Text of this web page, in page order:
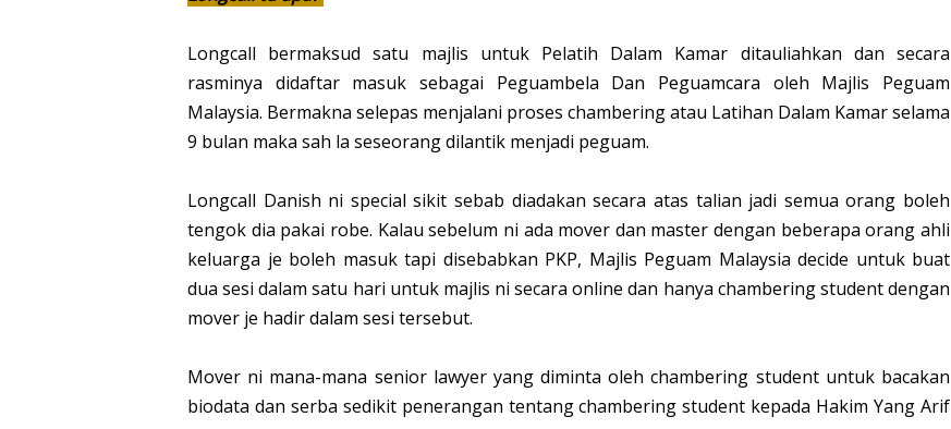
Longcall bermaksud satu majlis untuk Pelatih Dalam Kamar ditauliahkan dan secara
rasminya didaftar masuk sebagai Peguambela Dan Peguamcara oleh Majlis Peguam
Malaysia. Bermakna selepas menjalani proses chambering atau Latihan Dalam Kamar selama
9 bulan maka sah la seseorang dilantik menjadi peguam.
Longcall Danish ni special sikit sebab diadakan secara atas talian jadi semua orang boleh
tengok dia pakai robe. Kalau sebelum ni ada mover dan master dengan beberapa orang ahli
keluarga je boleh masuk tapi disebabkan PKP, Majlis Peguam Malaysia decide untuk buat
dua sesi dalam satu hari untuk majlis ni secara online dan hanya chambering student dengan
mover je hadir dalam sesi tersebut.
Mover ni mana-mana senior lawyer yang diminta oleh chambering student untuk bacakan
biodata dan serba sedikit penerangan tentang chambering student kepada Hakim Yang Arif